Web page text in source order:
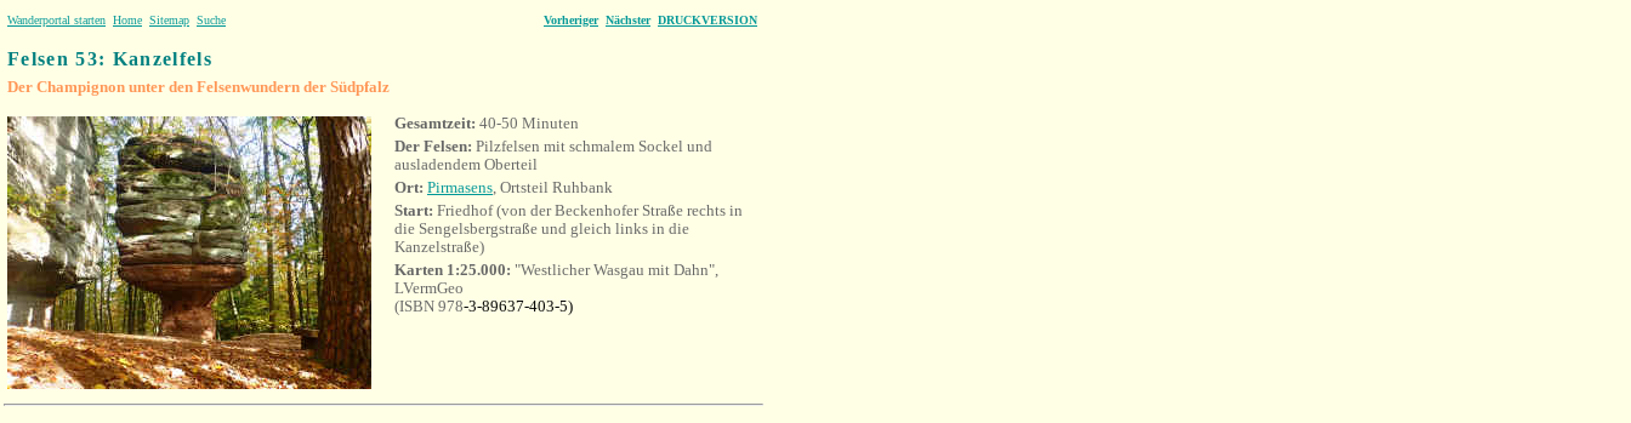
Wanderportal starten Home Sitemap Suche Vorheriger Nächster DRUCKVERSION
Felsen 53: Kanzelfels
Der Champignon unter den Felsenwundern der Südpfalz
Gesamtzeit: 40-50 Minuten
Der Felsen: Pilzfelsen mit schmalem Sockel und
ausladendem Oberteil
Ort: Pirmasens, Ortsteil Ruhbank
Start: Friedhof (von der Beckenhofer Straße rechts in
die Sengelsbergstraße und gleich links in die
Kanzelstraße)
Karten 1:25.000: "Westlicher Wasgau mit Dahn",
LVermGeo
(ISBN 978-3-89637-403-5)